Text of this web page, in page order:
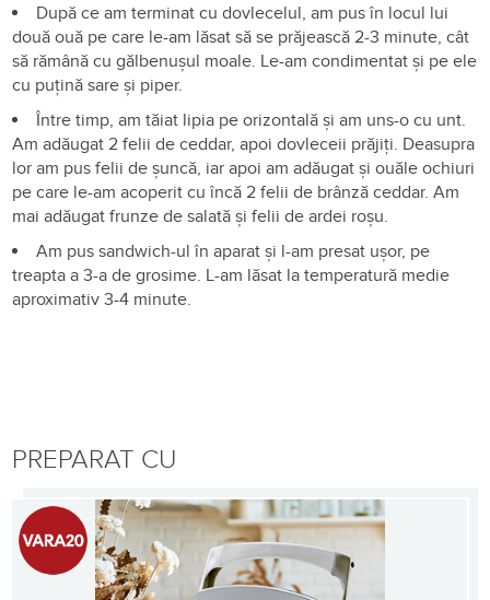
După ce am terminat cu dovlecelul, am pus în locul lui
două ouă pe care le-am lăsat să se prăjească 2-3 minute, cât
să rămână cu gălbenușul moale. Le-am condimentat și pe ele
cu puțină sare și piper.
Între timp, am tăiat lipia pe orizontală și am uns-o cu unt.
Am adăugat 2 felii de ceddar, apoi dovleceii prăjiți. Deasupra
lor am pus felii de șuncă, iar apoi am adăugat și ouăle ochiuri
pe care le-am acoperit cu încă 2 felii de brânză ceddar. Am
mai adăugat frunze de salată și felii de ardei roșu.
Am pus sandwich-ul în aparat și l-am presat ușor, pe
treapta a 3-a de grosime. L-am lăsat la temperatură medie
aproximativ 3-4 minute.
PREPARAT CU